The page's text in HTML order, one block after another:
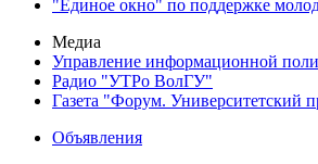
"Единое окно" по поддержке
Медиа
Управление информационной
Радио "УТРо ВолГУ"
Газета "Форум. Университетский
Объявления